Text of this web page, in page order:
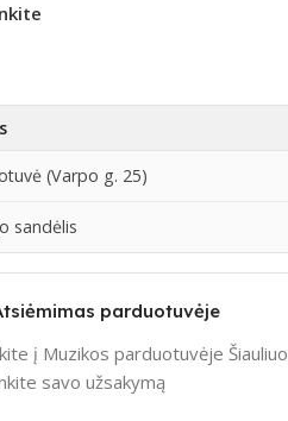
(Varpo g. 25)
sandėlis
parduotuvėje
į Muzikos parduotuvėje
savo užsakymą